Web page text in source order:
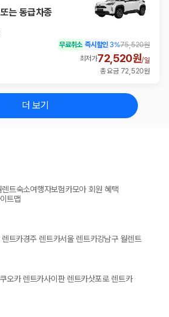
는 동급차종
무료취소 즉시할인 3%75,520원
최저가72,520원/일
총 요금 72,520원
더 보기
렌트숙소여행자보험카모아 회원 혜택
트맵
트카경주 렌트카서울 렌트카강남구 월렌트
오카 렌트카사이판 렌트카삿포로 렌트카